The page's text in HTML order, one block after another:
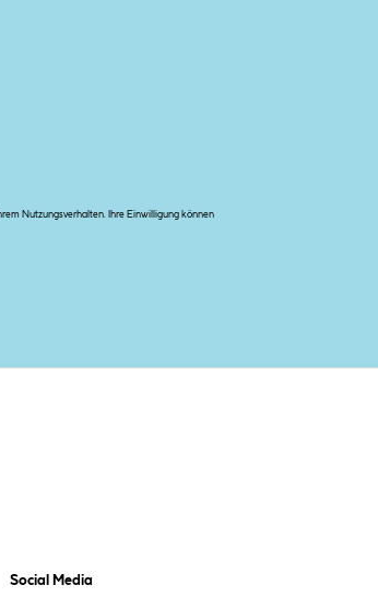
Nutzungsverhalten. Ihre Einwilligung können
Social Media